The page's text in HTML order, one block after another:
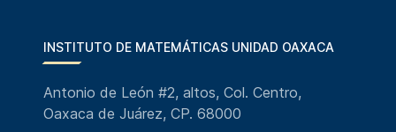
INSTITUTO DE MATEMÁTICAS UNIDAD OAXACA
Antonio de León #2, altos, Col. Centro,
Oaxaca de Juárez, CP. 68000